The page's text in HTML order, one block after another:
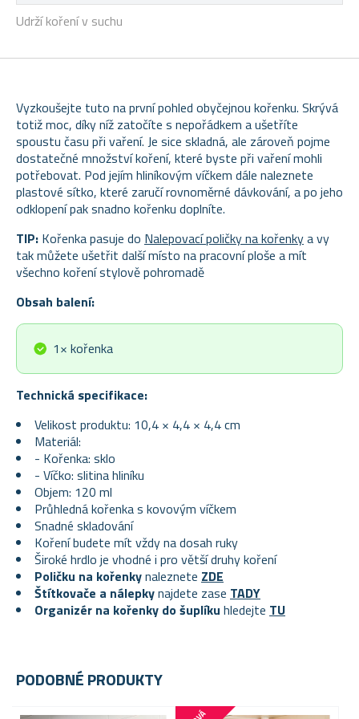
Udrží koření v suchu
Vyzkoušejte tuto na první pohled obyčejnou kořenku. Skrývá
totiž moc, díky níž zatočíte s nepořádkem a ušetříte
spoustu času při vaření. Je sice skladná, ale zároveň pojme
dostatečné množství koření, které byste při vaření mohli
potřebovat. Pod jejím hliníkovým víčkem dále naleznete
plastové sítko, které zaručí rovnoměrné dávkování, a po jeho
odklopení pak snadno kořenku doplníte.
TIP: Kořenka pasuje do Nalepovací poličky na kořenkya vy
tak můžete ušetřit další místo na pracovní ploše a mít
všechno koření stylově pohromadě
Obsah balení:
1× kořenka
Technická specifikace:
Velikost produktu: 10,4 × 4,4 × 4,4 cm
Materiál:
- Kořenka: sklo
- Víčko: slitina hliníku
Objem: 120 ml
Průhledná kořenka s kovovým víčkem
Snadné skladování
Koření budete mít vždy na dosah ruky
Široké hrdlo je vhodné i pro větší druhy koření
Poličku na kořenkynaleznete ZDE
Štítkovače a nálepkynajdete zase TADY
Organizér na kořenky do šuplíku hledejte TU
PODOBNÉ PRODUKTY